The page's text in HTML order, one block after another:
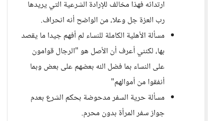
ارتدائه فهذا مخالف للإرادة الشرعية التي يريدها
رب العزة جل وعلا، من الواضح أنه انحراف.
مسألة الأهلية الكاملة للنساء لم أفهم جيدا ما يقصد
بها، لكنني أعرف أن الأصل هو "الرجال قوامون
على النساء بما فضل الله بعضهم على بعض وبما
أنفقوا من أموالهم"
مسألة حرية السفر مدحوضة بحكم الشرع بعدم
جواز سفر المرأة بدون محرم.